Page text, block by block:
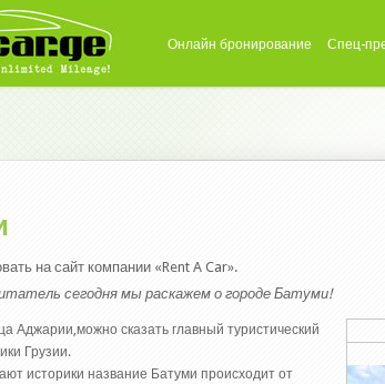
Онлайн бронирование Спец-
на сайт компании «Rent A Car».
сегодня мы раскажем о городе Батуми!
Аджарии,можно сказать главный туристический
Грузии.
историки название Батуми происходит от